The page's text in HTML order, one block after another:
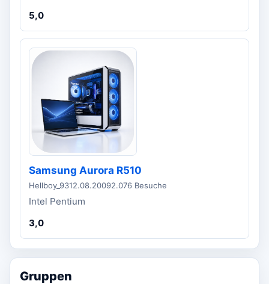
5,0
Samsung Aurora R510
Hellboy_9312.08.20092.076 Besuche
Intel Pentium
3,0
Gruppen